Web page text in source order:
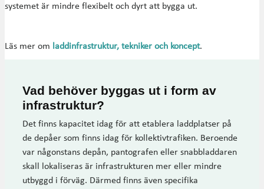
systemet är mindre flexibelt och dyrt att bygga ut.
Läs mer om laddinfrastruktur, tekniker och koncept.
Vad behöver byggas ut i form av
infrastruktur?
Det finns kapacitet idag för att etablera laddplatser på
de depåer som finns idag för kollektivtrafiken. Beroende
var någonstans depån, pantografen eller snabbladdaren
skall lokaliseras är infrastrukturen mer eller mindre
utbyggd i förväg. Därmed finns även specifika